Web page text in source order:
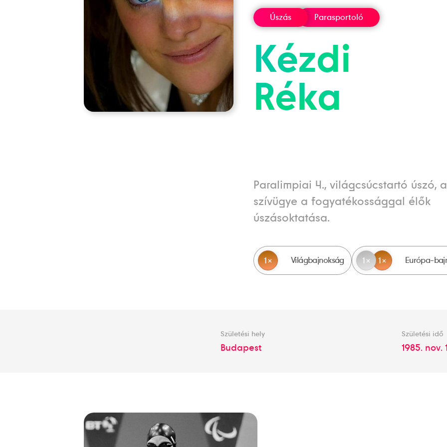
Úszás Parasportoló
Kézdi
Réka
Paralimpiai 4., világcsúcstartó úszó,
szívügye a fogyatékossággal élők
úszásoktatása.
1 Világbajnokság 1 1 Európa-
Születési hely
Budapest
Születési idő
1985. nov.